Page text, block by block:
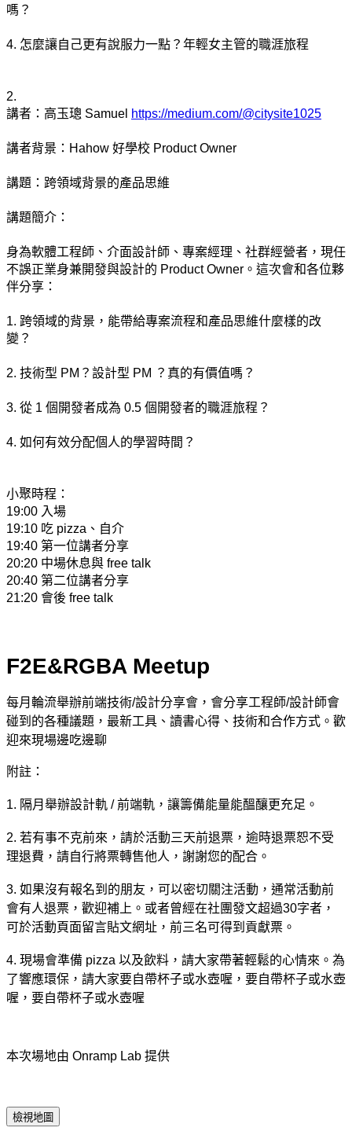
嗎？
4. 怎麼讓自己更有說服力一點？年輕女主管的職涯旅程
2.
講者：高玉璁 Samuel https://medium.com/@citysite1025
講者背景：Hahow 好學校 Product Owner
講題：跨領域背景的產品思維
講題簡介：
身為軟體工程師、介面設計師、專案經理、社群經營者，現任
不誤正業身兼開發與設計的 Product Owner。這次會和各位夥
伴分享：
1. 跨領域的背景，能帶給專案流程和產品思維什麼樣的改
變？
2. 技術型 PM？設計型 PM ？真的有價值嗎？
3. 從 1 個開發者成為 0.5 個開發者的職涯旅程？
4. 如何有效分配個人的學習時間？
小聚時程：
19:00 入場
19:10 吃 pizza、自介
19:40 第一位講者分享
20:20 中場休息與 free talk
20:40 第二位講者分享
21:20 會後 free talk
F2E&RGBA Meetup
每月輪流舉辦前端技術/設計分享會，會分享工程師/設計師會
碰到的各種議題，最新工具、讀書心得、技術和合作方式。歡
迎來現場邊吃邊聊
附註：
1. 隔月舉辦設計軌 / 前端軌，讓籌備能量能醞釀更充足。
2. 若有事不克前來，請於活動三天前退票，逾時退票恕不受
理退費，請自行將票轉售他人，謝謝您的配合。
3. 如果沒有報名到的朋友，可以密切關注活動，通常活動前
會有人退票，歡迎補上。或者曾經在社團發文超過30字者，
可於活動頁面留言貼文網址，前三名可得到貢獻票。
4. 現場會準備 pizza 以及飲料，請大家帶著輕鬆的心情來。為
了響應環保，請大家要自帶杯子或水壺喔，要自帶杯子或水壺
喔，要自帶杯子或水壺喔
本次場地由 Onramp Lab 提供
檢視地圖